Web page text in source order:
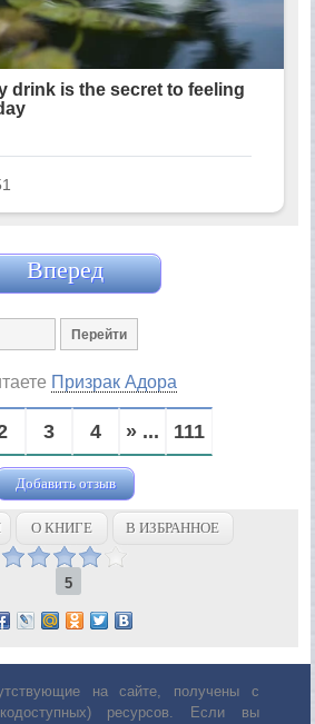
Вперед
Призрак Адора
3 4 » ... 111
Добавить отзыв
О КНИГЕ В ИЗБРАННОЕ
5
на сайте, получены с
ресурсов. Если вы